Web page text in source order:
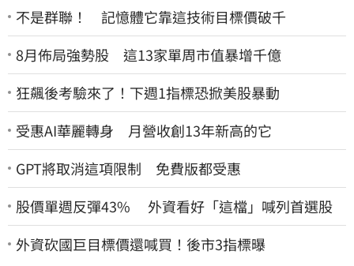
不是群聯！ 記憶體它靠這技術目標價破千
8月佈局強勢股 這13家單周市值暴增千億
狂飆後考驗來了！下週1指標恐掀美股暴動
受惠AI華麗轉身 月營收創13年新高的它
GPT將取消這項限制 免費版都受惠
股價單週反彈43% 外資看好「這檔」喊列首選股
外資砍國巨目標價還喊買！後市3指標曝